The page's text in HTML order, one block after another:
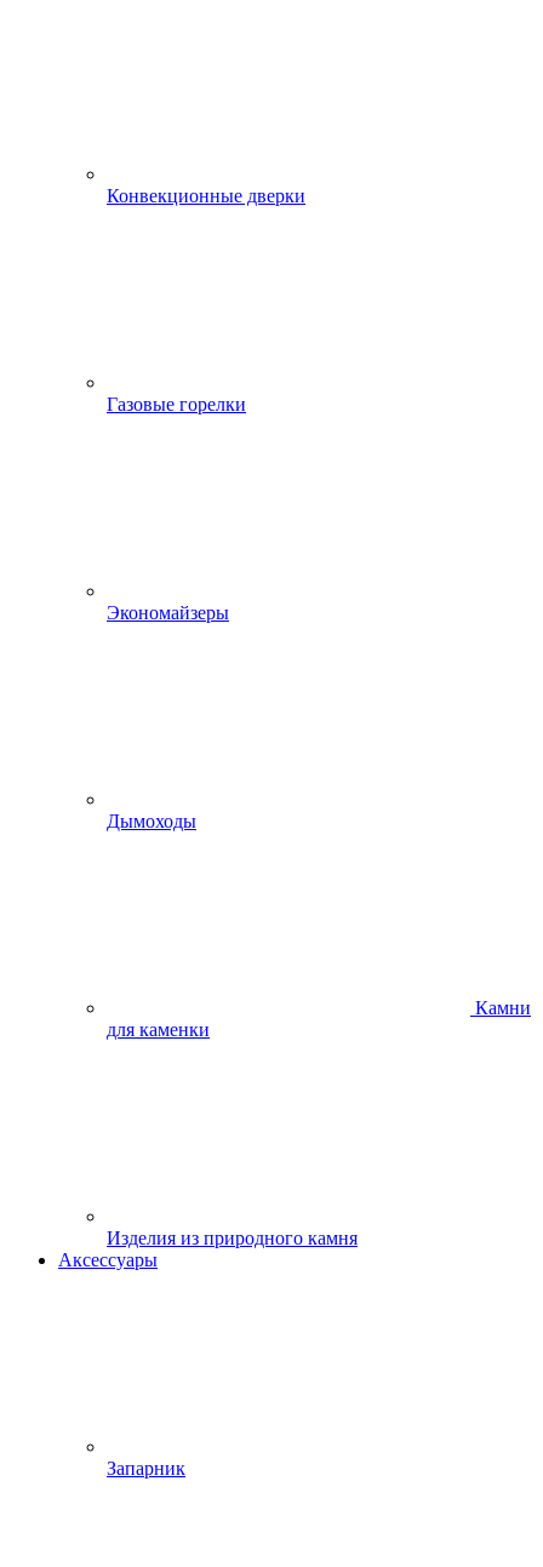
Конвекционные дверки
Газовые горелки
Экономайзеры
Дымоходы
Камни
для каменки
Изделия из природного камня
Аксессуары
Запарник